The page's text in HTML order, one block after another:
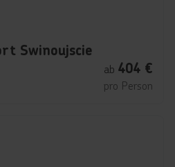
Swinoujscie
ab 404 €
pro Person